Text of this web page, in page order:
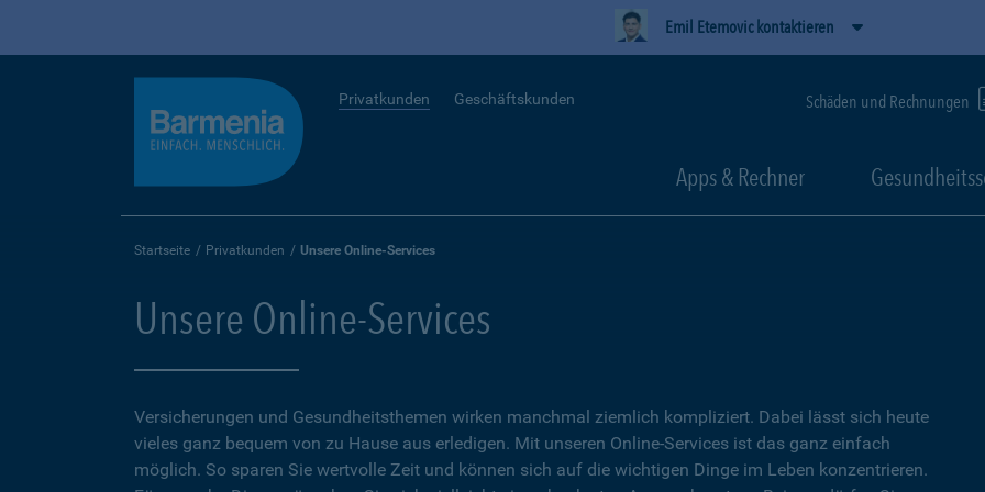
Emil Etemovic kontaktieren
Privatkunden Geschäftskunden Schäden und Rechnungen
Apps & Rechner
Startseite Privatkunden Unsere Online-Services
Unsere Online-Services
Versicherungen und Gesundheitsthemen wirken manchmal ziemlich kompliziert. Dabei lässt sich heute
vieles ganz bequem von zu Hause aus erledigen. Mit unseren Online-Services ist das ganz einfach
möglich. So sparen Sie wertvolle Zeit und können sich auf die wichtigen Dinge im Leben konzentrieren.